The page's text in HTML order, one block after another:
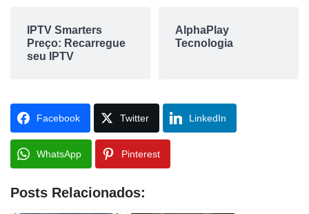
IPTV Smarters
Preço: Recarregue
seu IPTV
AlphaPlay
Tecnologia
Facebook Twitter LinkedIn
WhatsApp Pinterest
Posts Relacionados: